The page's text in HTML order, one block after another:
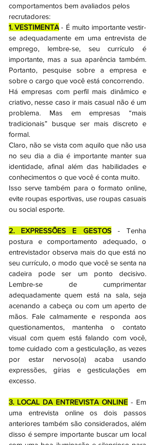
comportamentos bem avaliados pelos
recrutadores:
1. VESTIMENTA - É muito importante vestir-
se adequadamente em uma entrevista de
emprego, lembre-se, seu currículo é
importante, mas a sua aparência também.
Portanto, pesquise sobre a empresa e
sobre o cargo que você está concorrendo.
Há empresas com perfil mais dinâmico e
criativo, nesse caso ir mais casual não é um
problema. Mas em empresas “mais
tradicionais” busque ser mais discreto e
formal.
Claro, não se vista com aquilo que não usa
no seu dia a dia é importante manter sua
identidade, afinal além das habilidades e
conhecimentos o que você é conta muito.
Isso serve também para o formato online,
evite roupas esportivas, use roupas casuais
ou social esporte.
2. EXPRESSÕES E GESTOS - Tenha
postura e comportamento adequado, o
entrevistador observa mais do que está no
seu currículo, o modo que você se senta na
cadeira pode ser um ponto decisivo.
Lembre-se de cumprimentar
adequadamente quem está na sala, seja
acenando a cabeça ou com um aperto de
mãos. Fale calmamente e responda aos
questionamentos, mantenha o contato
visual com quem está falando com você,
tome cuidado com a gesticulação, as vezes
por estar nervoso(a) acaba usando
expressões, gírias e gesticulações em
excesso.
3. LOCAL DA ENTREVISTA ONLINE - Em
uma entrevista online os dois passos
anteriores também são considerados, além
disso é sempre importante buscar um local